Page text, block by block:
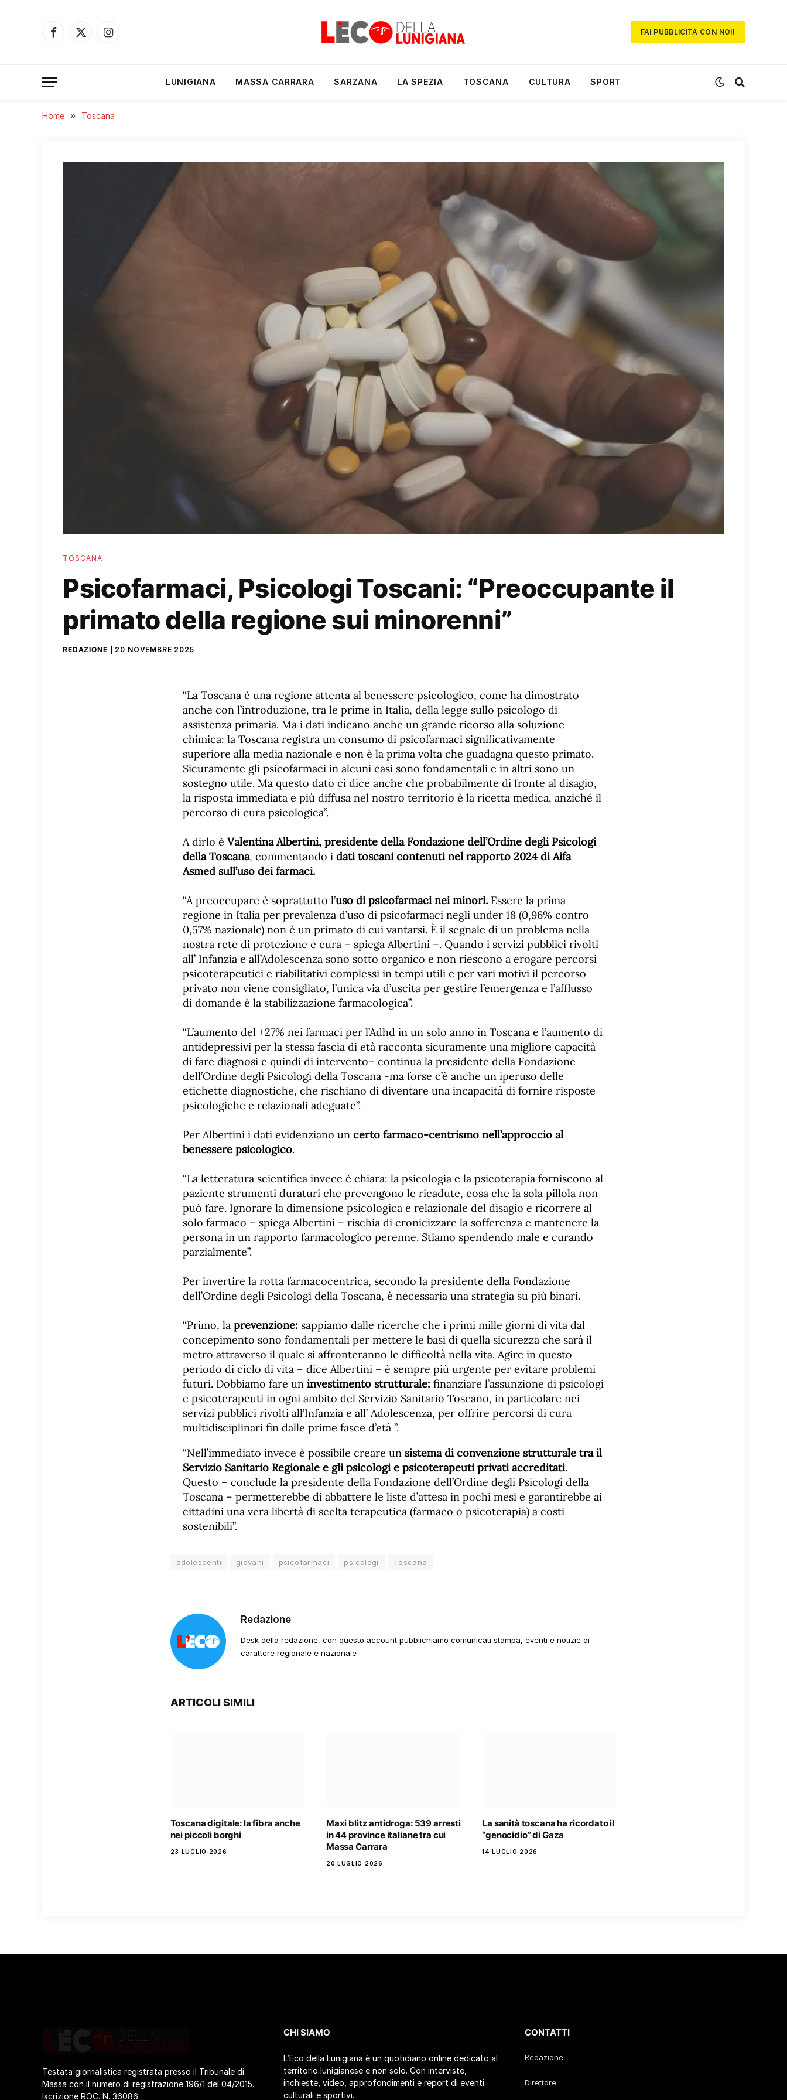
Facebook
X
Instagram
FAI PUBBLICITÀ CON NOI!
LUNIGIANA MASSA CARRARA SARZANA LA SPEZIA TOSCANA CULTURA SPORT
Home » Toscana
TOSCANA
Psicofarmaci, Psicologi Toscani: “Preoccupante il
primato della regione sui minorenni”
REDAZIONE 20 NOVEMBRE 2025
“La Toscana è una regione attenta al benessere psicologico, come ha dimostrato
anche con l’introduzione, tra le prime in Italia, della legge sullo psicologo di
assistenza primaria. Ma i dati indicano anche un grande ricorso alla soluzione
chimica: la Toscana registra un consumo di psicofarmaci significativamente
superiore alla media nazionale e non è la prima volta che guadagna questo primato.
Sicuramente gli psicofarmaci in alcuni casi sono fondamentali e in altri sono un
sostegno utile. Ma questo dato ci dice anche che probabilmente di fronte al disagio,
la risposta immediata e più diffusa nel nostro territorio è la ricetta medica, anziché il
percorso di cura psicologica”.
A dirlo è Valentina Albertini, presidente della Fondazione dell’Ordine degli Psicologi
della Toscana, commentando i dati toscani contenuti nel rapporto 2024 di Aifa
Asmed sull’uso dei farmaci.
“A preoccupare è soprattutto l’uso di psicofarmaci nei minori. Essere la prima
regione in Italia per prevalenza d’uso di psicofarmaci negli under 18 (0,96% contro
0,57% nazionale) non è un primato di cui vantarsi. È il segnale di un problema nella
nostra rete di protezione e cura – spiega Albertini –. Quando i servizi pubblici rivolti
all’ Infanzia e all’Adolescenza sono sotto organico e non riescono a erogare percorsi
psicoterapeutici e riabilitativi complessi in tempi utili e per vari motivi il percorso
privato non viene consigliato, l’unica via d’uscita per gestire l’emergenza e l’afflusso
di domande è la stabilizzazione farmacologica”.
“L’aumento del +27% nei farmaci per l’Adhd in un solo anno in Toscana e l’aumento di
antidepressivi per la stessa fascia di età racconta sicuramente una migliore capacità
di fare diagnosi e quindi di intervento– continua la presidente della Fondazione
dell’Ordine degli Psicologi della Toscana -ma forse c’è anche un iperuso delle
etichette diagnostiche, che rischiano di diventare una incapacità di fornire risposte
psicologiche e relazionali adeguate”.
Per Albertini i dati evidenziano un certo farmaco-centrismo nell’approccio al
benessere psicologico.
“La letteratura scientifica invece è chiara: la psicologia e la psicoterapia forniscono al
paziente strumenti duraturi che prevengono le ricadute, cosa che la sola pillola non
può fare. Ignorare la dimensione psicologica e relazionale del disagio e ricorrere al
solo farmaco – spiega Albertini – rischia di cronicizzare la sofferenza e mantenere la
persona in un rapporto farmacologico perenne. Stiamo spendendo male e curando
parzialmente”.
Per invertire la rotta farmacocentrica, secondo la presidente della Fondazione
dell’Ordine degli Psicologi della Toscana, è necessaria una strategia su più binari.
“Primo, la prevenzione: sappiamo dalle ricerche che i primi mille giorni di vita dal
concepimento sono fondamentali per mettere le basi di quella sicurezza che sarà il
metro attraverso il quale si affronteranno le difficoltà nella vita. Agire in questo
periodo di ciclo di vita – dice Albertini – è sempre più urgente per evitare problemi
futuri. Dobbiamo fare un investimento strutturale: finanziare l’assunzione di psicologi
e psicoterapeuti in ogni ambito del Servizio Sanitario Toscano, in particolare nei
servizi pubblici rivolti all’Infanzia e all’ Adolescenza, per offrire percorsi di cura
multidisciplinari fin dalle prime fasce d’età ”.
“Nell’immediato invece è possibile creare un sistema di convenzione strutturale tra il
Servizio Sanitario Regionale e gli psicologi e psicoterapeuti privati accreditati.
Questo – conclude la presidente della Fondazione dell’Ordine degli Psicologi della
Toscana – permetterebbe di abbattere le liste d’attesa in pochi mesi e garantirebbe ai
cittadini una vera libertà di scelta terapeutica (farmaco o psicoterapia) a costi
sostenibili”.
adolescenti giovani psicofarmaci psicologi Toscana
Redazione
Desk della redazione, con questo account pubblichiamo comunicati stampa, eventi e notizie di
carattere regionale e nazionale
ARTICOLI SIMILI
Toscana digitale: la fibra anche
nei piccoli borghi
23 LUGLIO 2026
Maxi blitz antidroga: 539 arresti
in 44 province italiane tra cui
Massa Carrara
20 LUGLIO 2026
La sanità toscana ha ricordato il
“genocidio” di Gaza
14 LUGLIO 2026
Testata giornalistica registrata presso il Tribunale di
Massa con il numero di registrazione 196/1 del 04/2015.
Iscrizione ROC. N. 36086.
CHI SIAMO
L’Eco della Lunigiana è un quotidiano online dedicato al
territorio lunigianese e non solo. Con interviste,
inchieste, video, approfondimenti e report di eventi
culturali e sportivi.
CONTATTI
Redazione
Direttore